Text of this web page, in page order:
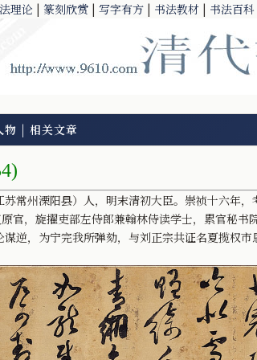
理论 | 篆刻欣赏 | 写字有方 | 书法教材 | 书法百科
物 | 相关文章
州溧阳县）人，明末清初大臣。崇祯十六年，
官，旋擢吏部左侍郎兼翰林侍读学士，累官秘书
，为宁完我所弹劾，与刘正宗共证名夏揽权市